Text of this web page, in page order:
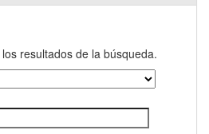
resultados de la búsqueda.